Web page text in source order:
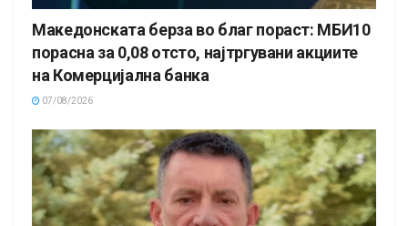
Македонската берза во благ пораст: МБИ10
порасна за 0,08 отсто, најтргувани акциите
на Комерцијална банка
07/08/2026